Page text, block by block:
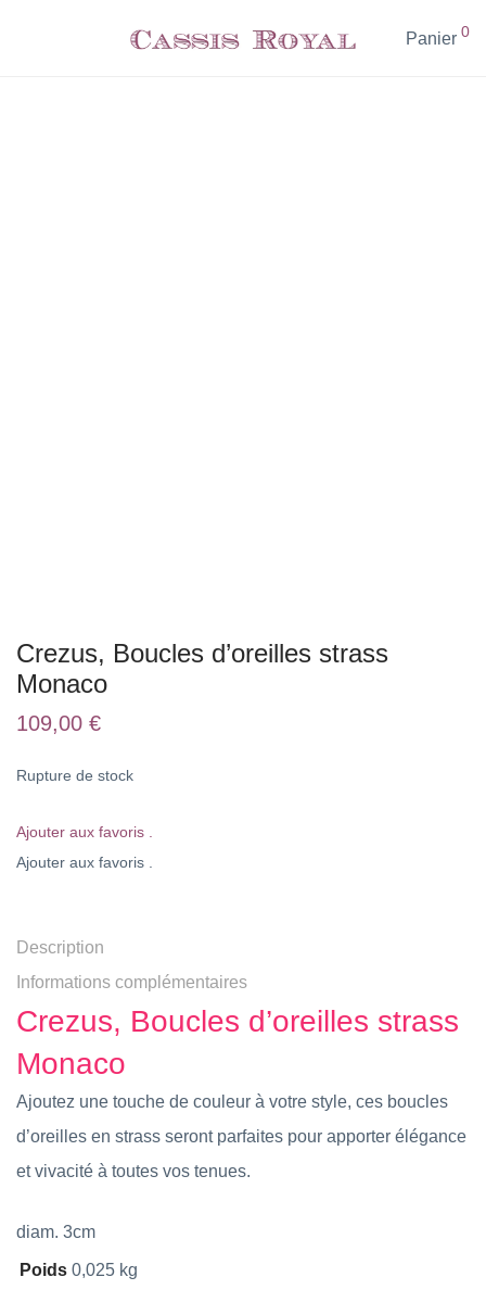
Panier 0
Crezus, Boucles d’oreilles strass
Monaco
109,00 €
Rupture de stock
Ajouter aux favoris .
Ajouter aux favoris .
Description
Informations complémentaires
Crezus, Boucles d’oreilles strass
Monaco
Ajoutez une touche de couleur à votre style, ces boucles
d’oreilles en strass seront parfaites pour apporter élégance
et vivacité à toutes vos tenues.
diam. 3cm
Poids 0,025 kg